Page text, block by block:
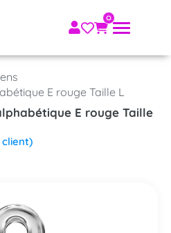
E rouge Taille L
E rouge Taille
client)